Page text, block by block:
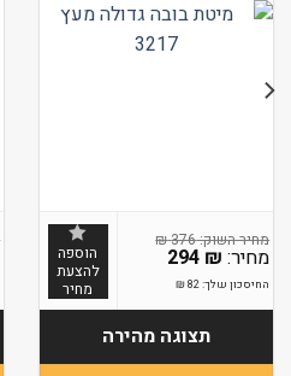
376
₪
294 ₪
החיסכון שלך:82
₪
הוספה
להצעת
מחיר
תצוגה מהירה